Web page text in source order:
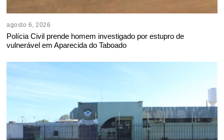
agosto 6, 2026
Polícia Civil prende homem investigado por estupro de
vulnerável em Aparecida do Taboado